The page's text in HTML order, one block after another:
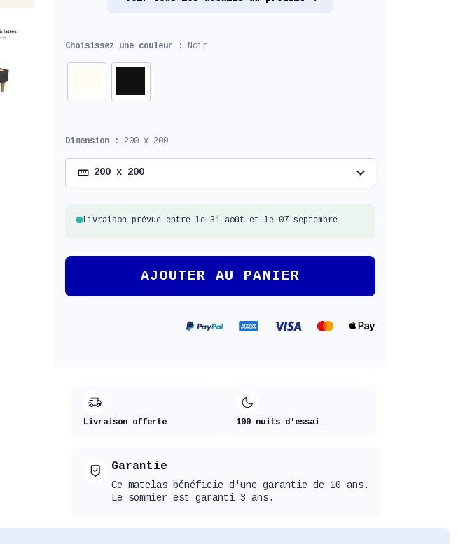
Choisissez une couleur : Noir
Dimension : 200 x 200
200 x 200 expand_more
Livraison prévue entre le 31 août et le 07 septembre.
AJOUTER AU PANIER
Livraison offerte 100 nuits d'essai
Garantie
Ce matelas bénéficie d'une garantie de 10 ans.
Le sommier est garanti 3 ans.